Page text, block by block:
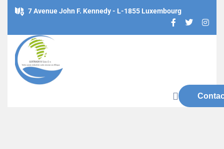
7 Avenue John F. Kennedy - L-1855 Luxembourg